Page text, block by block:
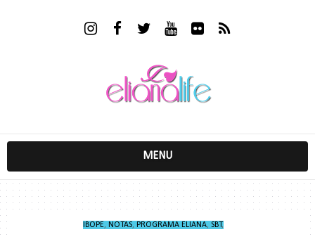
MENU
IBOPE, NOTAS, PROGRAMA ELIANA, SBT,